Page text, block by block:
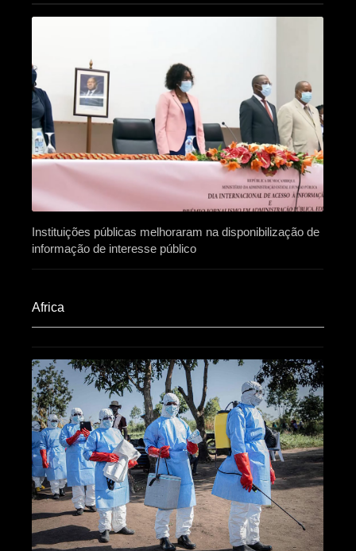
Instituições públicas melhoraram na disponibilização de
informação de interesse público
Africa​